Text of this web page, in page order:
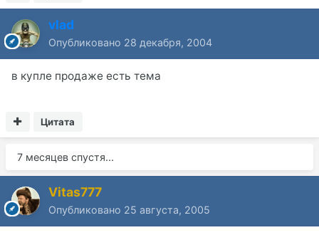
vlad
Опубликовано 28 декабря, 2004
в купле продаже есть тема
Цитата
7 месяцев спустя...
Vitas777
Опубликовано 25 августа, 2005